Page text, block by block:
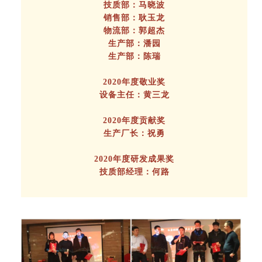
技质部：马晓波
销售部：耿玉龙
物流部：郭超杰
生产部：潘园
生产部：陈瑞
2020年度敬业奖
设备主任：黄三龙
2020年度贡献奖
生产厂长：祝勇
2020年度研发成果奖
技质部经理：何路